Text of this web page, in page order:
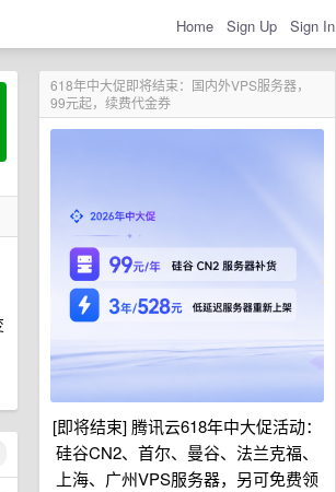
Home Sign Up Sign In
618年中大促即将结束：国内外VPS服务器，
99元起，续费代金券
[即将结束] 腾讯云618年中大促活动：
硅谷CN2、首尔、曼谷、法兰克福、
上海、广州VPS服务器，另可免费领